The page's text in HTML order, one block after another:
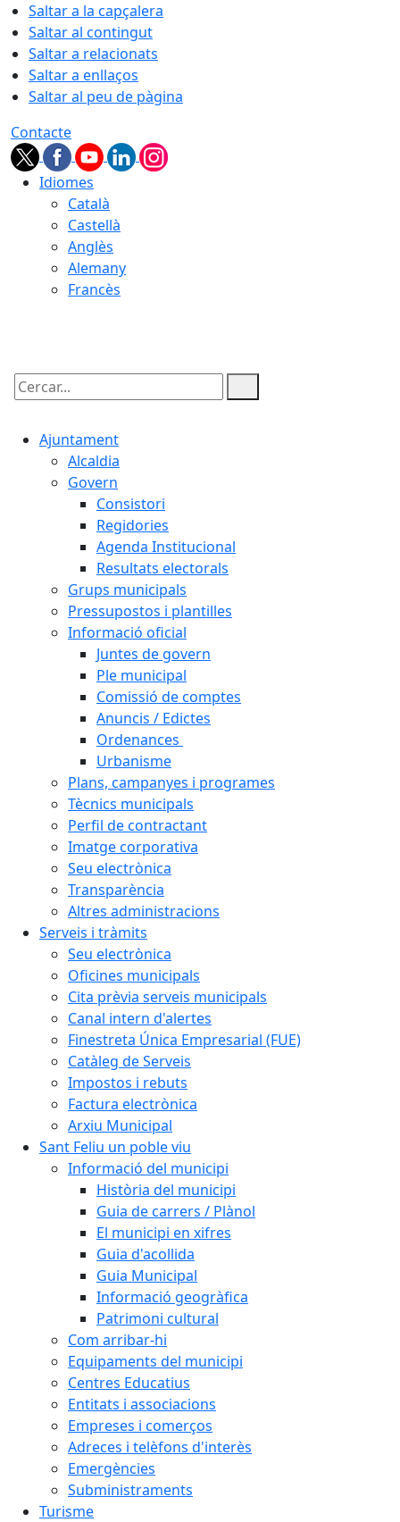
Saltar a la capçalera
Saltar al contingut
Saltar a relacionats
Saltar a enllaços
Saltar al peu de pàgina
Contacte
Idiomes
Català
Castellà
Anglès
Alemany
Francès
Cercar:
Ajuntament
Alcaldia
Govern
Consistori
Regidories
Agenda Institucional
Resultats electorals
Grups municipals
Pressupostos i plantilles
Informació oficial
Juntes de govern
Ple municipal
Comissió de comptes
Anuncis / Edictes
Ordenances
Urbanisme
Plans, campanyes i programes
Tècnics municipals
Perfil de contractant
Imatge corporativa
Seu electrònica
Transparència
Altres administracions
Serveis i tràmits
Seu electrònica
Oficines municipals
Cita prèvia serveis municipals
Canal intern d'alertes
Finestreta Única Empresarial (FUE)
Catàleg de Serveis
Impostos i rebuts
Factura electrònica
Arxiu Municipal
Sant Feliu un poble viu
Informació del municipi
Història del municipi
Guia de carrers / Plànol
El municipi en xifres
Guia d'acollida
Guia Municipal
Informació geogràfica
Patrimoni cultural
Com arribar-hi
Equipaments del municipi
Centres Educatius
Entitats i associacions
Empreses i comerços
Adreces i telèfons d'interès
Emergències
Subministraments
Turisme